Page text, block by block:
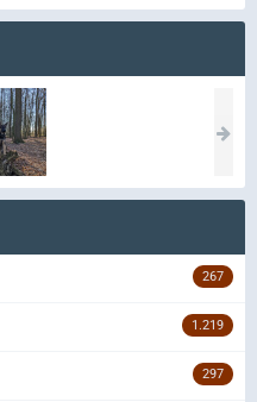
267
1.219
297